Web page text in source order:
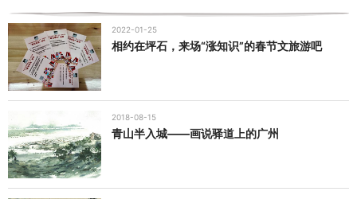
2022-01-25
相约在坪石，来场“涨知识”的春节文旅游吧
2018-08-15
青山半入城——画说驿道上的广州